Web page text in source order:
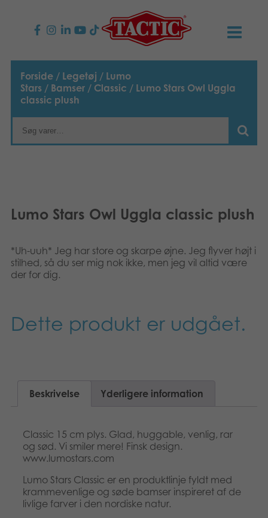
PRODUKTER
Børnespil
Familiespil
Puslespil
Legetøj
Bøger
NYHEDER
TACTIC
Vores historie
Links
Media
English
Suomi
Français
Forside / Legetøj / Lumo
Stars / Bamser / Classic / Lumo Stars Owl Uggla
classic plush
Lumo Stars Owl Uggla classic plush
*Uh-uuh* Jeg har store og skarpe øjne. Jeg flyver højt i
stilhed, så du ser mig nok ikke, men jeg vil altid være
der for dig.
Dette produkt er udgået.
Beskrivelse Yderligere information
Classic 15 cm plys. Glad, huggable, venlig, rar
og sød. Vi smiler mere! Finsk design.
www.lumostars.com
Lumo Stars Classic er en produktlinje fyldt med
krammevenlige og søde bamser inspireret af de
livlige farver i den nordiske natur.